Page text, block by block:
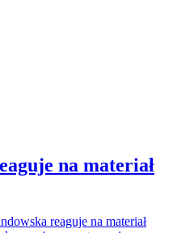
na materiał
reaguje na materiał